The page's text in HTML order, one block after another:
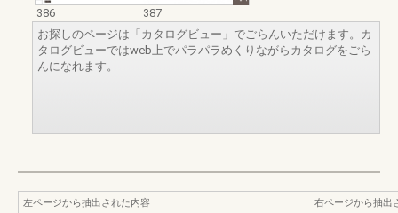
386
387
お探しのページは「カタログビュー」でごらんいただけます。カ
タログビューではweb上でパラパラめくりながらカタログをごら
んになれます。
左ページから抽出された内容
右ページから抽出